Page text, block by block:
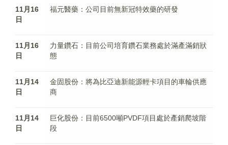
11月16
日
福元醫藥：公司目前無新冠特效藥的研發
11月16
日
力量鑽石：目前公司培育鑽石業務處於滿產滿銷狀
態
11月14
日
金固股份：將為比亞迪新能源輕卡項目的車輪供應
商
11月14
日
巨化股份：目前6500噸PVDF項目處於產銷爬坡階
段